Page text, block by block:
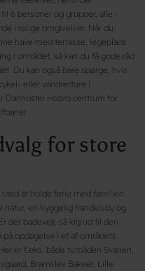
6 personer og grupper, alle i
i rolige omgivelser. Når du
have med terrasse, legeplads
i området, så kan du få gode råd
Du kan også bare spørge, hvis
eller vandrerture i
Danhostel Hobro centrum for
for store
at holde ferie med familien.
en hyggelig handelsby og
det badevejr, så kig ud til den
opdagelse i et af områdets
er f.eks. både turbåden Svanen,
Bramslev Bakker, Lille